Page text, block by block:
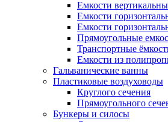
Емкости
Емкости
Емкости
Прямоугольные
Транспортные
Емкости из
Гальванические ванны
Пластиковые воздуховоды
Круглого сечения
Прямоугольного
Бункеры и силосы